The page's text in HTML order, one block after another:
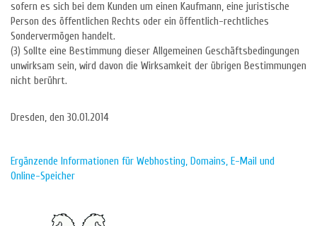
sofern es sich bei dem Kunden um einen Kaufmann, eine juristische
Person des öffentlichen Rechts oder ein öffentlich-rechtliches
Sondervermögen handelt.
(3) Sollte eine Bestimmung dieser Allgemeinen Geschäftsbedingungen
unwirksam sein, wird davon die Wirksamkeit der übrigen Bestimmungen
nicht berührt.
Dresden, den 30.01.2014
Ergänzende Informationen für Webhosting, Domains, E-Mail und
Online-Speicher